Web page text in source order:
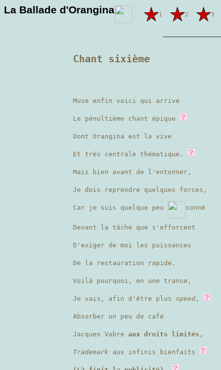
La Ballade d'Orangina 1 2 3
Chant sixième
Muse enfin voici qui arrive
Le pénultième chant épique
Dont Orangina est la vive
Et très centrale thématique.
Mais bien avant de l'entonner,
Je dois reprendre quelques forces,
Car je suis quelque peu sonné
Devant la tâche que s'efforcent
D'exiger de moi les puissances
De la restauration rapide.
Voilà pourquoi, en une transe,
Je vais, afin d'être plus speed ,
Absorber un peu de café
Jacques Vabre aux droits limités ,
Trademark aux infinis bienfaits